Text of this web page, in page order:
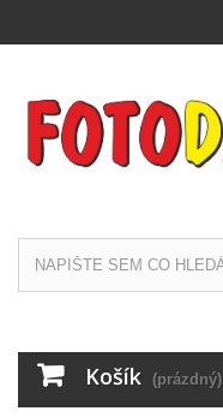
Košík (prázdný)